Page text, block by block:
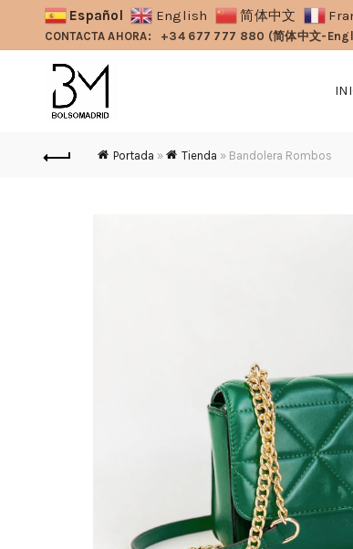
Español English 简体中文
CONTACTA AHORA: +34 677 777 880 (简体中文-
Portada » Tienda » Bandolera Rombos